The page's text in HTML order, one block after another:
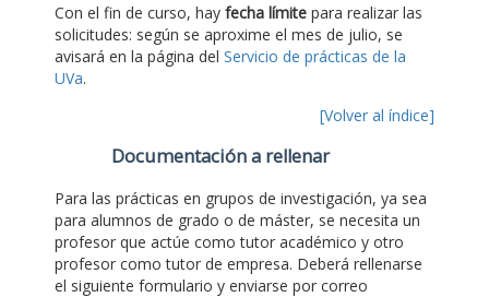
Con el fin de curso, hay fecha límite para realizar las
solicitudes: según se aproxime el mes de julio, se
avisará en la página del Servicio de prácticas de la
UVa.
[Volver al índice]
Documentación a rellenar
Para las prácticas en grupos de investigación, ya sea
para alumnos de grado o de máster, se necesita un
profesor que actúe como tutor académico y otro
profesor como tutor de empresa. Deberá rellenarse
el siguiente formulario y enviarse por correo